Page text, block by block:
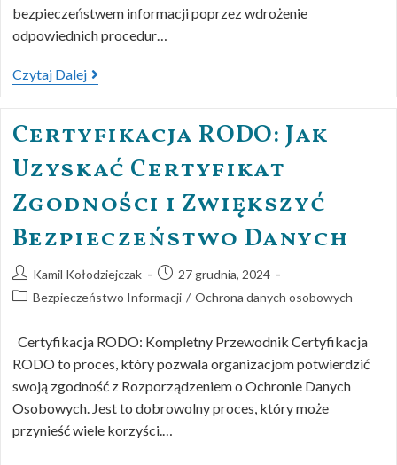
bezpieczeństwem informacji poprzez wdrożenie
odpowiednich procedur…
Czytaj Dalej
Certyfikacja RODO: Jak
Uzyskać Certyfikat
Zgodności i Zwiększyć
Bezpieczeństwo Danych
Kamil Kołodziejczak
27 grudnia, 2024
Bezpieczeństwo Informacji / Ochrona danych osobowych
Certyfikacja RODO: Kompletny Przewodnik Certyfikacja
RODO to proces, który pozwala organizacjom potwierdzić
swoją zgodność z Rozporządzeniem o Ochronie Danych
Osobowych. Jest to dobrowolny proces, który może
przynieść wiele korzyści.…